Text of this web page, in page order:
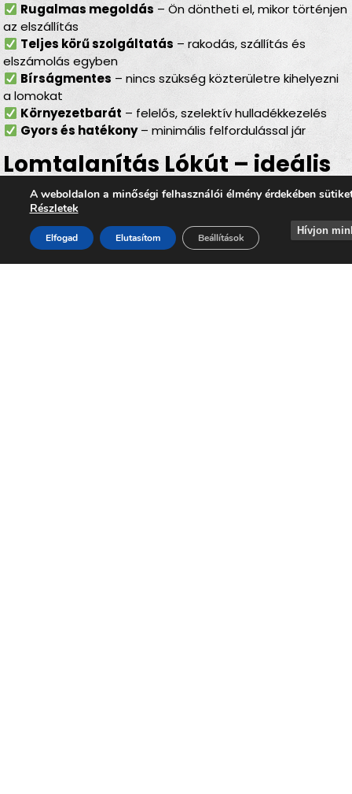
Rugalmas megoldás – Ön döntheti el, mikor történjen
az elszállítás
Teljes körű szolgáltatás – rakodás, szállítás és
elszámolás egyben
Bírságmentes – nincs szükség közterületre kihelyezni
a lomokat
Környezetbarát – felelős, szelektív hulladékkezelés
Gyors és hatékony– minimális felfordulással jár
Lomtalanítás Lókút – ideális
választás minden helyzetben
költözésről, lakásfelújításról, garázs- vagy
pinceürítésről, irodai selejtezésről vagy egy nagyobb
A weboldalon a minőségi felhasználói élmény érdekében
Részletek
Elfogad Elutasítom Beállítások
Hívjon